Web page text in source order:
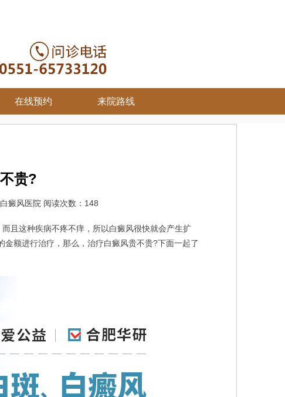
在线预约 来院路线
贵?
癜风医院 阅读次数：148
且这种疾病不疼不痒，所以白癜风很快就会产生扩
额进行治疗，那么，治疗白癜风贵不贵?下面一起了